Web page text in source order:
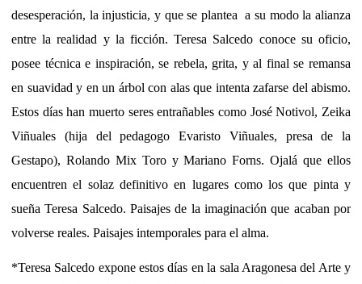
desesperación, la injusticia, y que se plantea a su modo la alianza
entre la realidad y la ficción. Teresa Salcedo conoce su oficio,
posee técnica e inspiración, se rebela, grita, y al final se remansa
en suavidad y en un árbol con alas que intenta zafarse del abismo.
Estos días han muerto seres entrañables como José Notivol, Zeika
Viñuales (hija del pedagogo Evaristo Viñuales, presa de la
Gestapo), Rolando Mix Toro y Mariano Forns. Ojalá que ellos
encuentren el solaz definitivo en lugares como los que pinta y
sueña Teresa Salcedo. Paisajes de la imaginación que acaban por
volverse reales. Paisajes intemporales para el alma.
*Teresa Salcedo expone estos días en la sala Aragonesa del Arte y